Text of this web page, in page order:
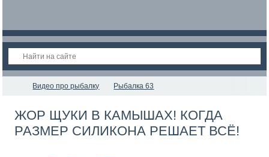
Видео про рыбалку Рыбалка 63
ЖОР ЩУКИ В КАМЫШАХ! КОГДА
РАЗМЕР СИЛИКОНА РЕШАЕТ ВСЁ!